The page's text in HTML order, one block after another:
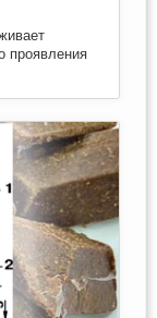
проявления